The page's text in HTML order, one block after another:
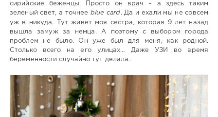
сирийские беженцы. Просто он врач – а здесь таким
зеленый свет, а точнее blue card. Да и ехали мы не совсем
уж в никуда. Тут живет моя сестра, которая 9 лет назад
вышла замуж за немца. А поэтому с выбором города
проблем не было. Он уже был для меня, как родной.
Столько всего на его улицах… Даже УЗИ во время
беременности случайно тут делала.